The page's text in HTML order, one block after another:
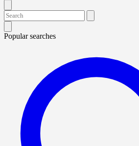
Popular searches